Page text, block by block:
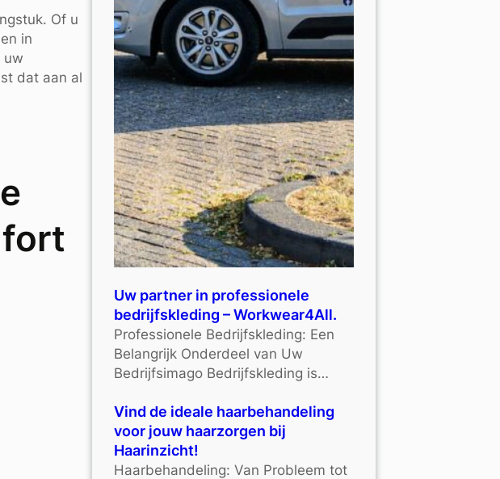
Of u
in
uw
dat aan al
Uw partner in professionele
bedrijfskleding – Workwear4All.
Professionele Bedrijfskleding: Een
Belangrijk Onderdeel van Uw
Bedrijfsimago Bedrijfskleding is…
Vind de ideale haarbehandeling
voor jouw haarzorgen bij
Haarinzicht!
Haarbehandeling: Van Probleem tot